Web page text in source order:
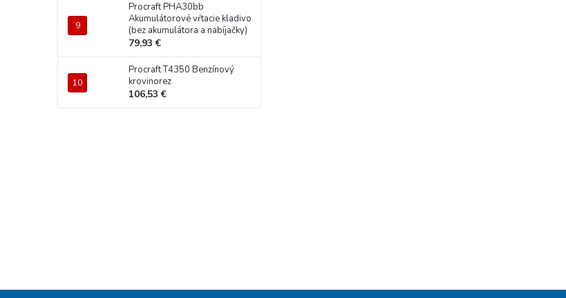
Procraft PHA30bb
Akumulátorové vŕtacie kladivo
(bez akumulátora a nabíjačky)
79,93 €
Procraft T4350 Benzínový
krovinorez
106,53 €